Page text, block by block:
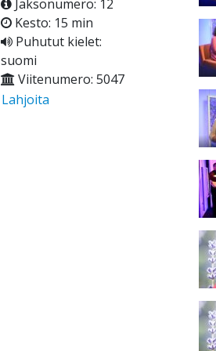
Jaksonumero: 12
Kesto: 15 min
Puhutut kielet:
suomi
Viitenumero: 5047
Lahjoita